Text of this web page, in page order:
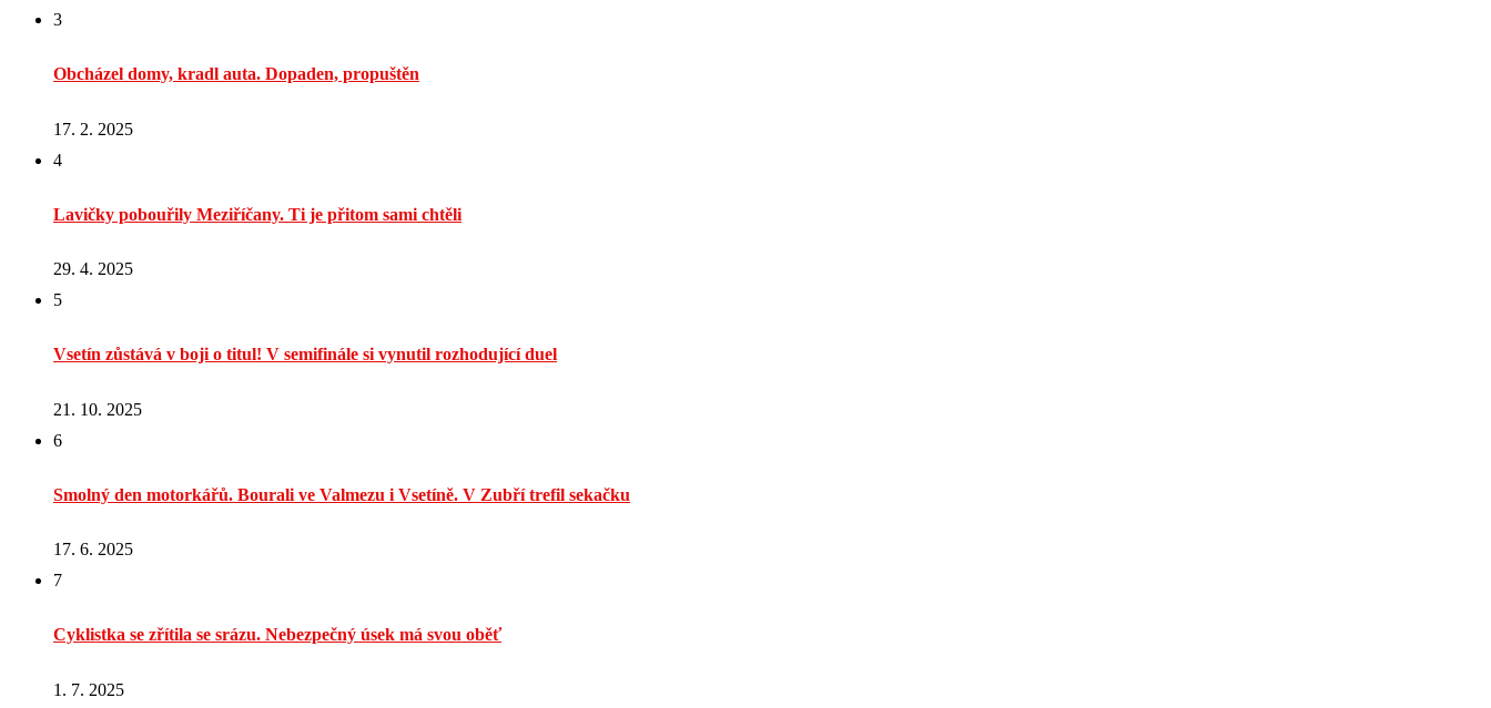
3
Obcházel domy, kradl auta. Dopaden, propuštěn
17. 2. 2025
4
Lavičky pobouřily Meziříčany. Ti je přitom sami chtěli
29. 4. 2025
5
Vsetín zůstává v boji o titul! V semifinále si vynutil rozhodující duel
21. 10. 2025
6
Smolný den motorkářů. Bourali ve Valmezu i Vsetíně. V Zubří trefil sekačku
17. 6. 2025
7
Cyklistka se zřítila se srázu. Nebezpečný úsek má svou oběť
1. 7. 2025